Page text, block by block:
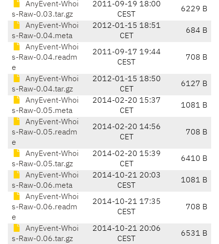
AnyEvent-Whoi
s-Raw-0.03.tar.gz
2011-09-19 18:00
CEST
6229 B
AnyEvent-Whoi
s-Raw-0.04.meta
2012-01-15 18:51
CET
684 B
AnyEvent-Whoi
s-Raw-0.04.readm
e
2011-09-17 19:44
CEST
708 B
AnyEvent-Whoi
s-Raw-0.04.tar.gz
2012-01-15 18:50
CET
6127 B
AnyEvent-Whoi
s-Raw-0.05.meta
2014-02-20 15:37
CET
1081 B
AnyEvent-Whoi
s-Raw-0.05.readm
e
2014-02-20 14:56
CET
708 B
AnyEvent-Whoi
s-Raw-0.05.tar.gz
2014-02-20 15:39
CET
6410 B
AnyEvent-Whoi
s-Raw-0.06.meta
2014-10-21 20:03
CEST
1081 B
AnyEvent-Whoi
s-Raw-0.06.readm
e
2014-10-21 17:35
CEST
708 B
AnyEvent-Whoi
s-Raw-0.06.tar.gz
2014-10-21 20:06
CEST
6531 B